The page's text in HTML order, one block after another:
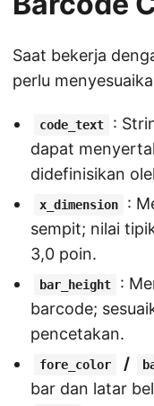
Saat bekerja
perlu
code_text
:
dapat
didefinisikan
x_dimension
:
sempit; nilai
3,0 poin.
bar_height
:
barcode;
pencetakan.
fore_color /
bar dan latar